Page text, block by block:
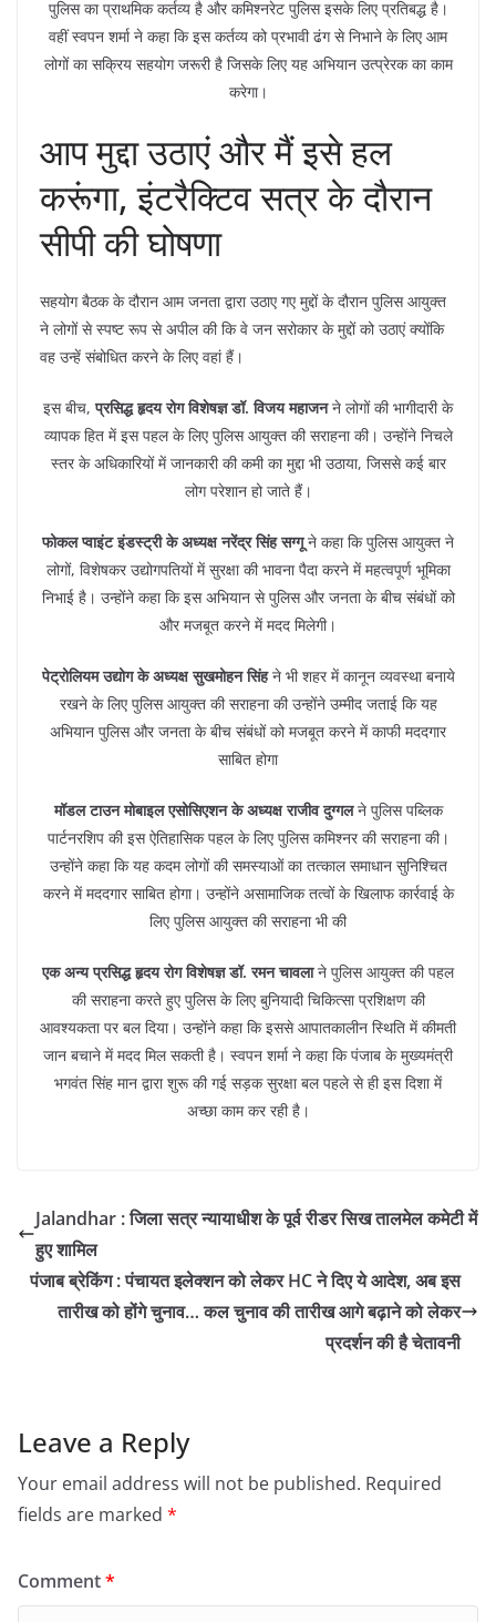
पुलिस का प्राथमिक कर्तव्य है और कमिश्नरेट पुलिस इसके लिए प्रतिबद्ध है।
वहीं स्वपन शर्मा ने कहा कि इस कर्तव्य को प्रभावी ढंग से निभाने के लिए आम
लोगों का सक्रिय सहयोग जरूरी है जिसके लिए यह अभियान उत्प्रेरक का काम
करेगा।
आप मुद्दा उठाएं और मैं इसे हल
करूंगा, इंटरैक्टिव सत्र के दौरान
सीपी की घोषणा
सहयोग बैठक के दौरान आम जनता द्वारा उठाए गए मुद्दों के दौरान पुलिस आयुक्त
ने लोगों से स्पष्ट रूप से अपील की कि वे जन सरोकार के मुद्दों को उठाएं क्योंकि
वह उन्हें संबोधित करने के लिए वहां हैं।
इस बीच,प्रसिद्ध हृदय रोग विशेषज्ञ डॉ. विजय महाजनने लोगों की भागीदारी के
व्यापक हित में इस पहल के लिए पुलिस आयुक्त की सराहना की। उन्होंने निचले
स्तर के अधिकारियों में जानकारी की कमी का मुद्दा भी उठाया, जिससे कई बार
लोग परेशान हो जाते हैं।
फोकल प्वाइंट इंडस्ट्री के अध्यक्ष नरेंद्र सिंह सग्गूने कहा कि पुलिस आयुक्त ने
लोगों, विशेषकर उद्योगपतियों में सुरक्षा की भावना पैदा करने में महत्वपूर्ण भूमिका
निभाई है। उन्होंने कहा कि इस अभियान से पुलिस और जनता के बीच संबंधों को
और मजबूत करने में मदद मिलेगी।
पेट्रोलियम उद्योग के अध्यक्ष सुखमोहन सिंहने भी शहर में कानून व्यवस्था बनाये
रखने के लिए पुलिस आयुक्त की सराहना की उन्होंने उम्मीद जताई कि यह
अभियान पुलिस और जनता के बीच संबंधों को मजबूत करने में काफी मददगार
साबित होगा
मॉडल टाउन मोबाइल एसोसिएशन के अध्यक्ष राजीव दुग्गलने पुलिस पब्लिक
पार्टनरशिप की इस ऐतिहासिक पहल के लिए पुलिस कमिश्नर की सराहना की।
उन्होंने कहा कि यह कदम लोगों की समस्याओं का तत्काल समाधान सुनिश्चित
करने में मददगार साबित होगा। उन्होंने असामाजिक तत्वों के खिलाफ कार्रवाई के
लिए पुलिस आयुक्त की सराहना भी की
‌एक अन्य प्रसिद्ध हृदय रोग विशेषज्ञ डॉ. रमन चावलाने पुलिस आयुक्त की पहल
की सराहना करते हुए पुलिस के लिए बुनियादी चिकित्सा प्रशिक्षण की
आवश्यकता पर बल दिया। उन्होंने कहा कि इससे आपातकालीन स्थिति में कीमती
जान बचाने में मदद मिल सकती है। स्वपन शर्मा ने कहा कि पंजाब के मुख्यमंत्री
भगवंत सिंह मान द्वारा शुरू की गई सड़क सुरक्षा बल पहले से ही इस दिशा में
अच्छा काम कर रही है।
Jalandhar : जिला सत्र न्यायाधीश के पूर्व रीडर सिख तालमेल कमेटी में
हुए शामिल
पंजाब ब्रेकिंग : पंचायत इलेक्शन को लेकर HC ने दिए ये आदेश, अब इस
तारीख को होंगे चुनाव… कल चुनाव की तारीख आगे बढ़ाने को लेकर
प्रदर्शन की है चेतावनी
Leave a Reply
Your email address will not be published. Required
fields are marked *
Comment*